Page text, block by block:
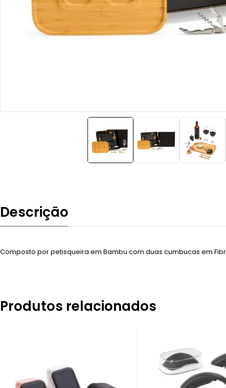
Descrição
Composto por petisqueira em Bambu com duas cumbucas em
Produtos relacionados